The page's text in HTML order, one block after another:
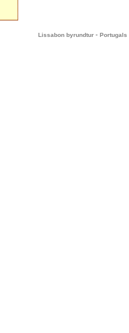
Lissabon byrundtur - Portugals